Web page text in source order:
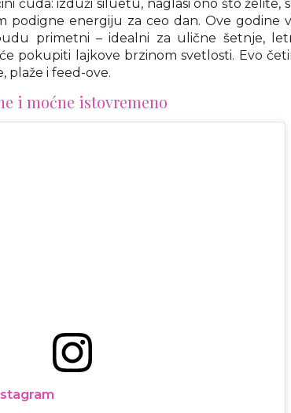
čuda: izduži siluetu, naglasi ono što želite,
podigne energiju za ceo dan. Ove godine
primetni – idealni za ulične šetnje,
pokupiti lajkove brzinom svetlosti. Evo
plaže i feed-ove.
i moćne istovremeno